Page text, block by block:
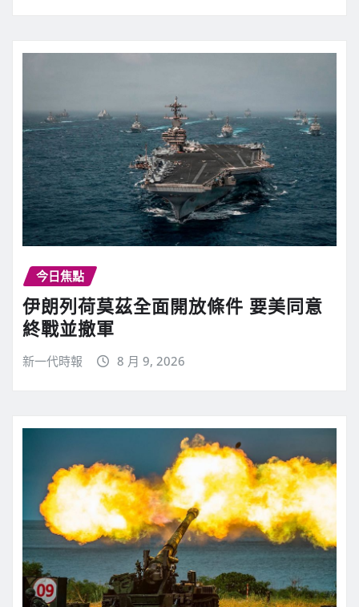
今日焦點
伊朗列荷莫茲全面開放條件 要美同意
終戰並撤軍
新一代時報 8 月 9, 2026